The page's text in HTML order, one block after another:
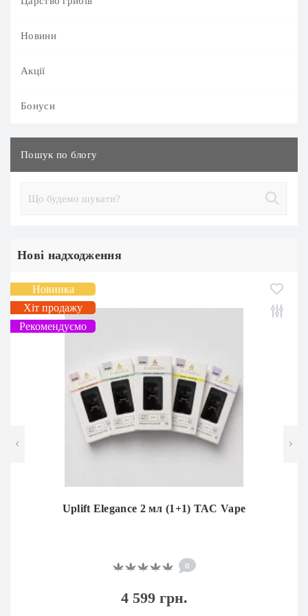
Новини
Акції
Бонуси
Пошук по блогу
Нові надходження
Новинка
Хіт продажу
Рекомендуємо
Uplift Elegance 2 мл (1+1) TAC Vape
0
4 599 грн.